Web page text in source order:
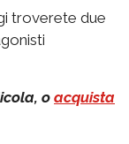
troverete due
o acquista